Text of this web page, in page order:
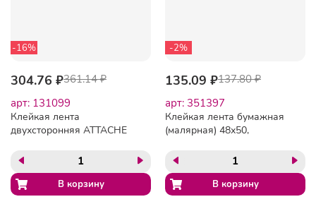
-16%
304.76 ₽361.14 ₽
арт: 131099
Клейкая лента
двухсторонняя ATTACHE
основе
-2%
135.09 ₽137.80 ₽
арт: 351397
Клейкая лента бумажная
(малярная) 48х50,